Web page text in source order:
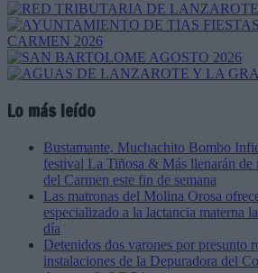
Lo más leído
Bustamante, Muchachito Bombo
festival La Tiñosa & Más llenarán de
del Carmen este fin de semana
Las matronas del Molina Orosa
especializado a la lactancia materna
día
Detenidos dos varones por presunto
instalaciones de la Depuradora del